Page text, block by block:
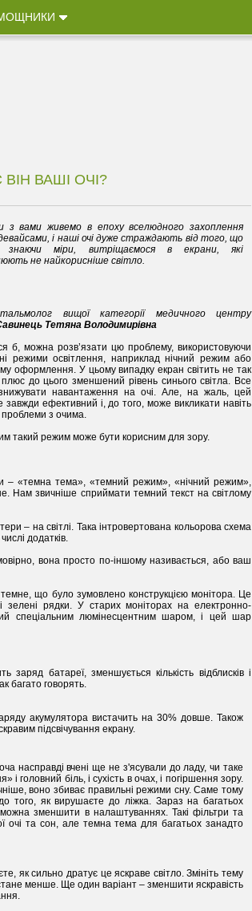
ВАШІ ОЧІ?
з вами живемо в епоху вселюдного захоплення
і наші очі дуже страждають від того, що
міри, витріщаємося в екрани, які
не найкорисніше світло.
вищої категорії медичного центру
Тетяна Володимирівна
б, можна розв’язати цю проблему, використовуючи
режими освітлення, наприклад нічний режим або
оформлення. У цьому випадку екран світить не так
до цього зменшений рівень синього світла. Все
навантаження на очі. Але, на жаль, цей
ефективний і, до того, може викликати навіть
проблеми з очима.
такий режим може бути корисним для зору.
– «темна тема», «темний режим», «нічний режим»,
Нам звичніше сприймати темний текст на світлому
– на світлі. Така інтровертована кольорова схема
додатків.
вона просто по-іншому називається, або ваш
що було зумовлено конструкцією монітора. Це
рядки. У старих моніторах на електронно-
спеціальним люмінесцентним шаром, і цей шар
батареї, зменшується кількість відблисків і
багато говорять.
акумулятора вистачить на 30% довше. Також
підсвічування екрану.
насправді вчені ще не з'ясували до ладу, чи таке
головний біль, і сухість в очах, і погіршення зору.
воно збиває правильні режими сну. Саме тому
того, як вирушаєте до ліжка. Зараз на багатьох
зменшити в налаштуваннях. Такі фільтри та
очі та сон, але темна тема для багатьох занадто
як сильно дратує це яскраве світло. Змініть тему
менше. Ще один варіант – зменшити яскравість